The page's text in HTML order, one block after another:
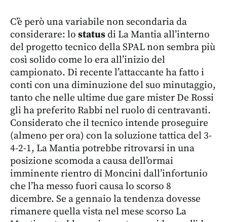
C’è però una variabile non secondaria da
considerare: lo statusdi La Mantia all’interno
del progetto tecnico della SPAL non sembra più
così solido come lo era all’inizio del
campionato. Di recente l’attaccante ha fatto i
conti con una diminuzione del suo minutaggio,
tanto che nelle ultime due gare mister De Rossi
gli ha preferito Rabbi nel ruolo di centravanti.
Considerato che il tecnico intende proseguire
(almeno per ora) con la soluzione tattica del 3-
4-2-1, La Mantia potrebbe ritrovarsi in una
posizione scomoda a causa dell’ormai
imminente rientro di Moncini dall’infortunio
che l’ha messo fuori causa lo scorso 8
dicembre. Se a gennaio la tendenza dovesse
rimanere quella vista nel mese scorso La